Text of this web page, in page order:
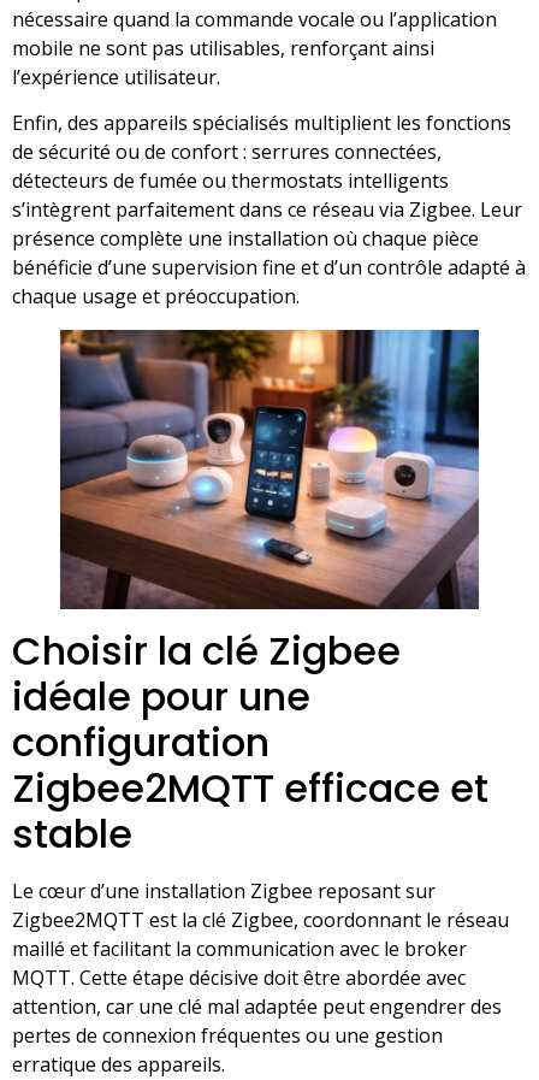
nécessaire quand la commande vocale ou l’application
mobile ne sont pas utilisables, renforçant ainsi
l’expérience utilisateur.
Enfin, des appareils spécialisés multiplient les fonctions
de sécurité ou de confort : serrures connectées,
détecteurs de fumée ou thermostats intelligents
s’intègrent parfaitement dans ce réseau via Zigbee. Leur
présence complète une installation où chaque pièce
bénéficie d’une supervision fine et d’un contrôle adapté à
chaque usage et préoccupation.
Choisir la clé Zigbee
idéale pour une
configuration
Zigbee2MQTT efficace et
stable
Le cœur d’une installation Zigbee reposant sur
Zigbee2MQTT est la clé Zigbee, coordonnant le réseau
maillé et facilitant la communication avec le broker
MQTT. Cette étape décisive doit être abordée avec
attention, car une clé mal adaptée peut engendrer des
pertes de connexion fréquentes ou une gestion
erratique des appareils.